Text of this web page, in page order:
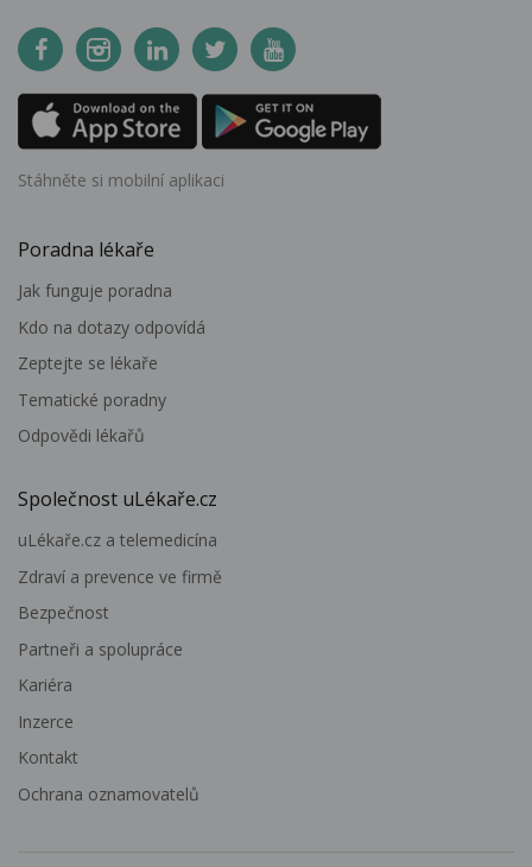
Stáhněte si mobilní aplikaci
Poradna lékaře
Jak funguje poradna
Kdo na dotazy odpovídá
Zeptejte se lékaře
Tematické poradny
Odpovědi lékařů
Společnost uLékaře.cz
uLékaře.cz a telemedicína
Zdraví a prevence ve firmě
Bezpečnost
Partneři a spolupráce
Kariéra
Inzerce
Kontakt
Ochrana oznamovatelů